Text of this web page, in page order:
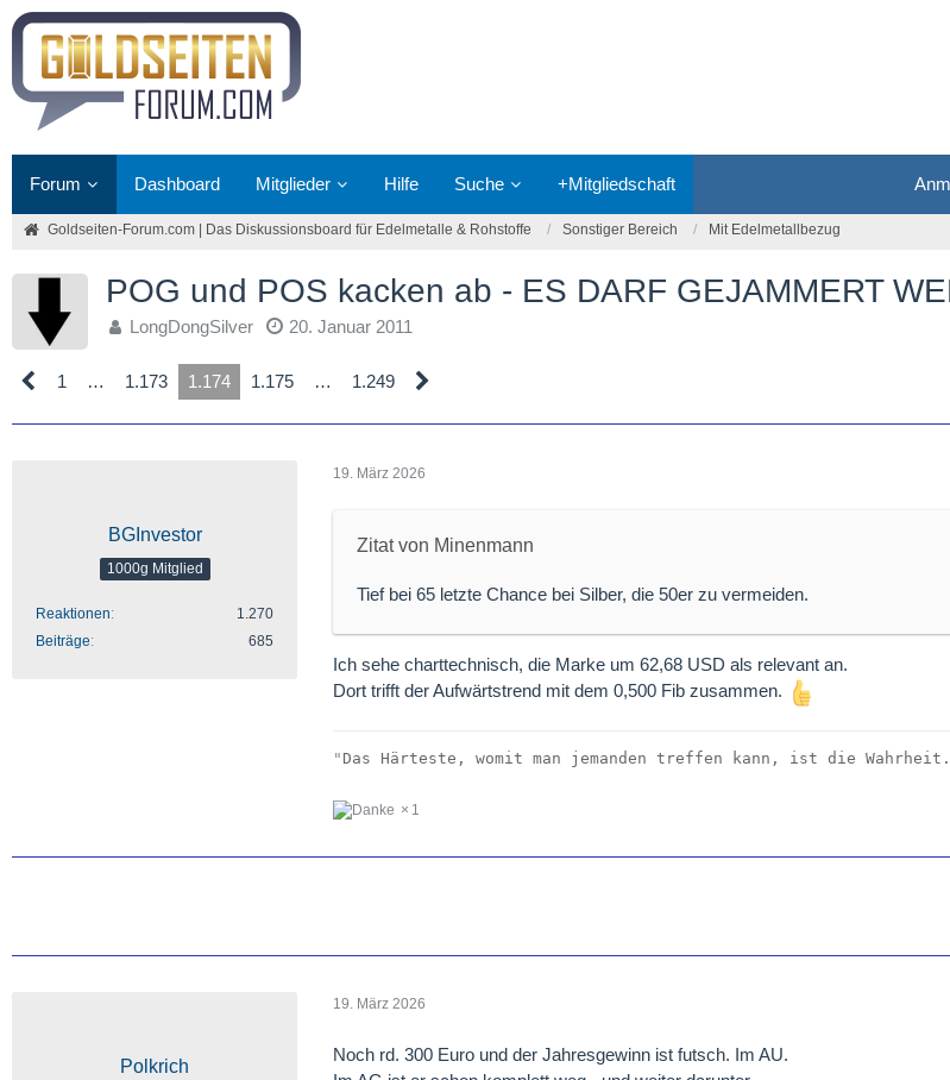
Forum Dashboard Mitglieder Hilfe Suche +Mitgliedschaft
Goldseiten-Forum.com | Das Diskussionsboard für Edelmetalle & Rohstoffe Sonstiger Bereich Mit Edelmetallbezug
POG und POS kacken ab - ES DARF GEJAMMERT
LongDongSilver 20. Januar 2011
1 … 1.173 1.174 1.175 … 1.249
BGInvestor
1000g Mitglied
Reaktionen
1.270
Beiträge
685
19. März 2026
Zitat von Minenmann
Tief bei 65 letzte Chance bei Silber, die 50er zu vermeiden.
Ich sehe charttechnisch, die Marke um 62,68 USD als relevant an.
Dort trifft der Aufwärtstrend mit dem 0,500 Fib zusammen.
" Das Härteste, womit man jemanden treffen kann, ist die
1
Polkrich
19. März 2026
Noch rd. 300 Euro und der Jahresgewinn ist futsch. Im AU.